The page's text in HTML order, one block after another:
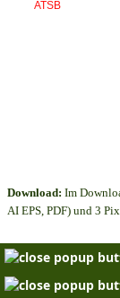
Download: Im
AI EPS, PDF) und 3